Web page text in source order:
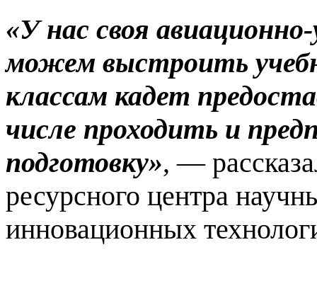
«У нас своя авиац
можем выстроить
классам кадет
числе проходить и
подготовку», —
ресурсного центра
инновационных